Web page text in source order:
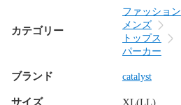
カテゴリー
ファッション
メンズ
トップス
パーカー
ブランド catalyst
サイズ XL(LL)